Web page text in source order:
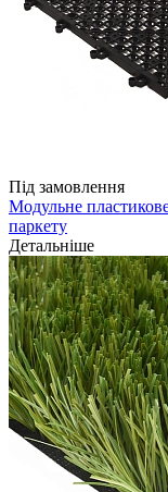
Під замовлення
Модульне
паркету
Детальніше